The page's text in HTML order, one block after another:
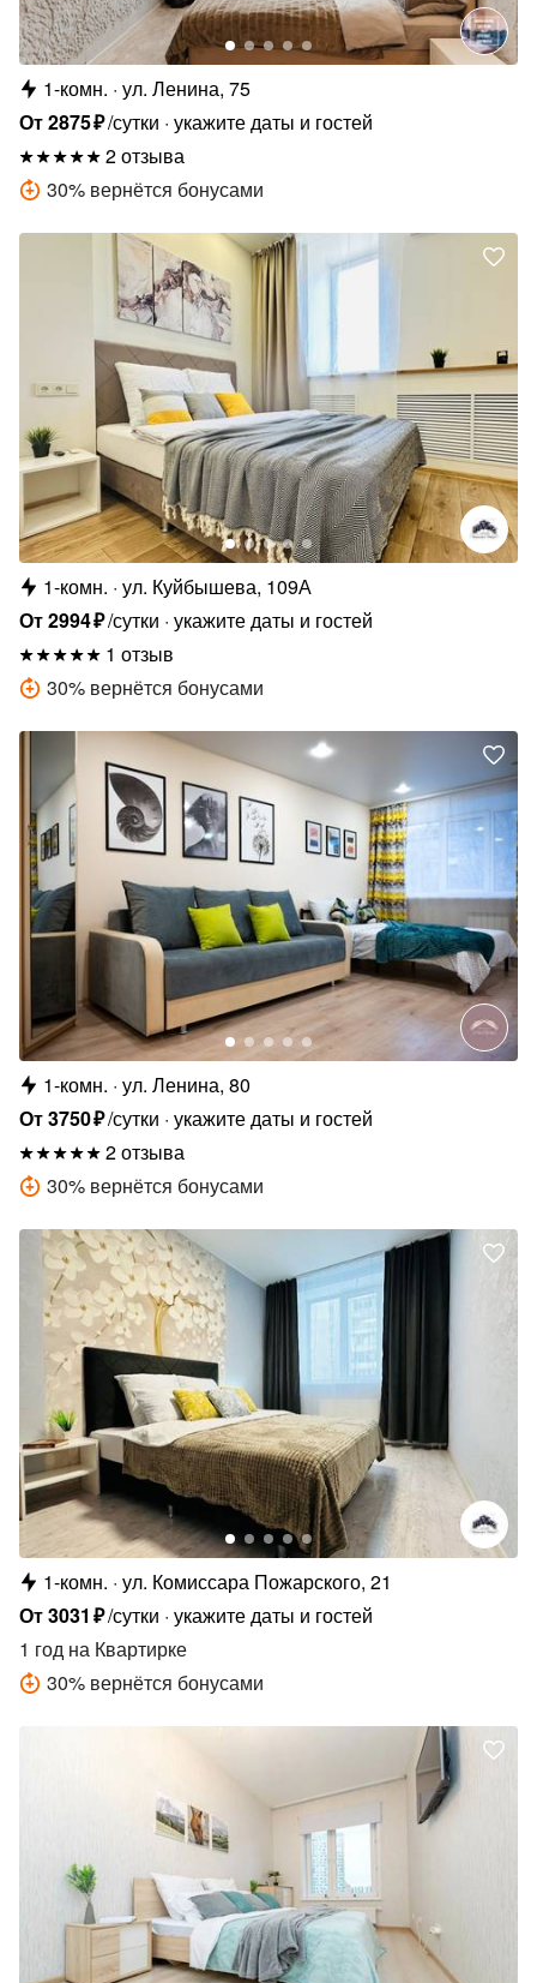
1-комн. ул. Ленина, 75
От2875₽/сутки укажите даты и гостей
2 отзыва
30% вернётся бонусами
1-комн. ул. Куйбышева, 109А
От2994₽/сутки укажите даты и гостей
1 отзыв
30% вернётся бонусами
1-комн. ул. Ленина, 80
От3750₽/сутки укажите даты и гостей
2 отзыва
30% вернётся бонусами
1-комн. ул. Комиссара Пожарского, 21
От3031 ₽/сутки укажите даты и гостей
1 год на Квартирке
30% вернётся бонусами